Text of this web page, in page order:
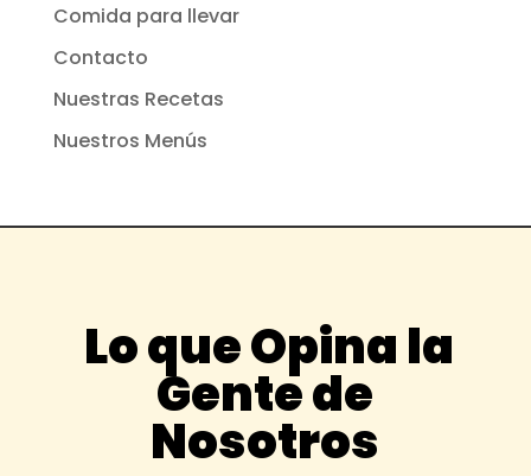
Comida para llevar
Contacto
Nuestras Recetas
Nuestros Menús
Lo que Opina la
Gente de
Nosotros